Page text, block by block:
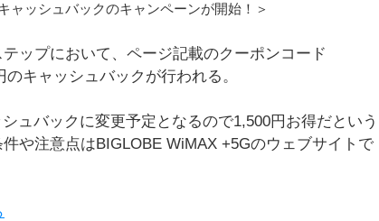
ャッシュバックのキャンペーンが開始！＞
ップにおいて、ページ記載のクーポンコード
キャッシュバックが行われる。
ュバックに変更予定となるので1,500円お得だという
や注意点はBIGLOBE WiMAX +5Gのウェブサイトで